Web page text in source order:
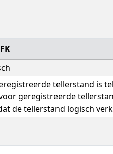
tellerstand is
geregistreerde
de tellerstand logisch